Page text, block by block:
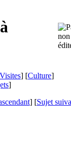
à
Visites] [Culture]
]
] [Sujet